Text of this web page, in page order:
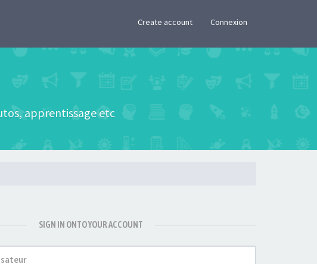
Create account Connexion
apprentissage etc
SIGN IN ONTO YOUR ACCOUNT